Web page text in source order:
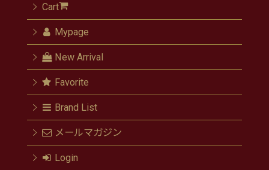
Cart
Mypage
New Arrival
Favorite
Brand List
メールマガジン
Login